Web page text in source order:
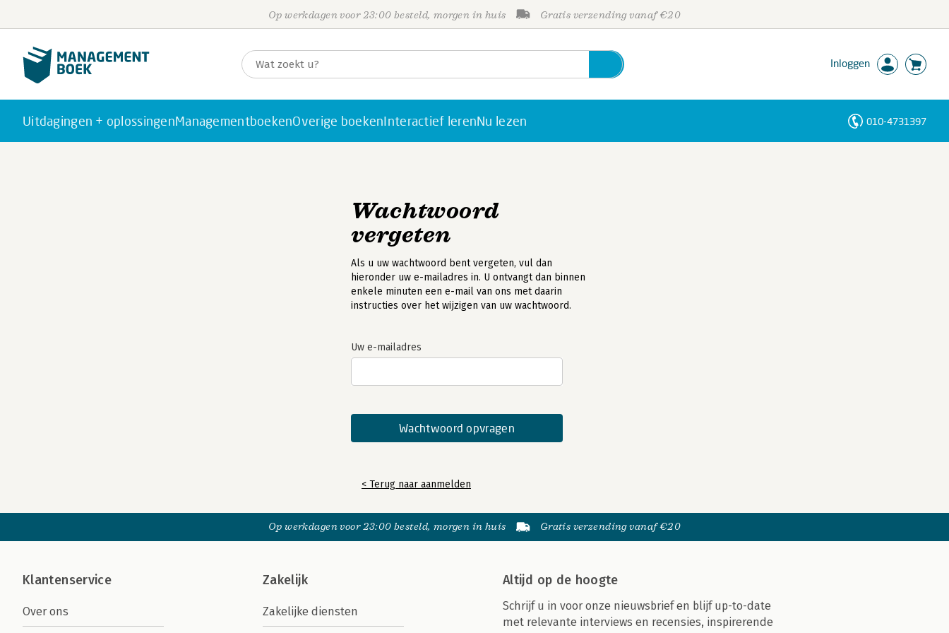
Op werkdagen voor 23:00 besteld, morgen in huis Gratis verzending vanaf €20
Inloggen
Uitdagingen + oplossingenManagementboekenOverige boekenInteractief lerenNu lezen 010-4731397
Wachtwoord
vergeten
Als u uw wachtwoord bent vergeten, vul dan
hieronder uw e-mailadres in. U ontvangt dan binnen
enkele minuten een e-mail van ons met daarin
instructies over het wijzigen van uw wachtwoord.
Uw e-mailadres
< Terug naar aanmelden
Op werkdagen voor 23:00 besteld, morgen in huis Gratis verzending vanaf €20
Klantenservice
Over ons
Zakelijk
Zakelijke diensten
Altijd op de hoogte
Schrijf u in voor onze nieuwsbrief en blijf up-to-date
met relevante interviews en recensies, inspirerende
Personen